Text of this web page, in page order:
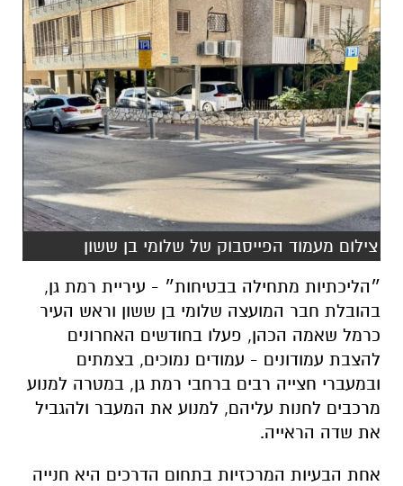
צילום מעמוד הפייסבוק של שלומי בן ששון
״הליכתיות מתחילה בבטיחות״ - עיריית רמת גן,
בהובלת חבר המועצה שלומי בן ששון וראש העיר
כרמל שאמה הכהן, פעלו בחודשים האחרונים
להצבת עמודונים - עמודים נמוכים, בצמתים
ובמעברי חצייה רבים ברחבי רמת גן, במטרה למנוע
מרכבים לחנות עליהם, למנוע את המעבר ולהגביל
את שדה הראייה.
אחת הבעיות המרכזיות בתחום הדרכים היא חנייה